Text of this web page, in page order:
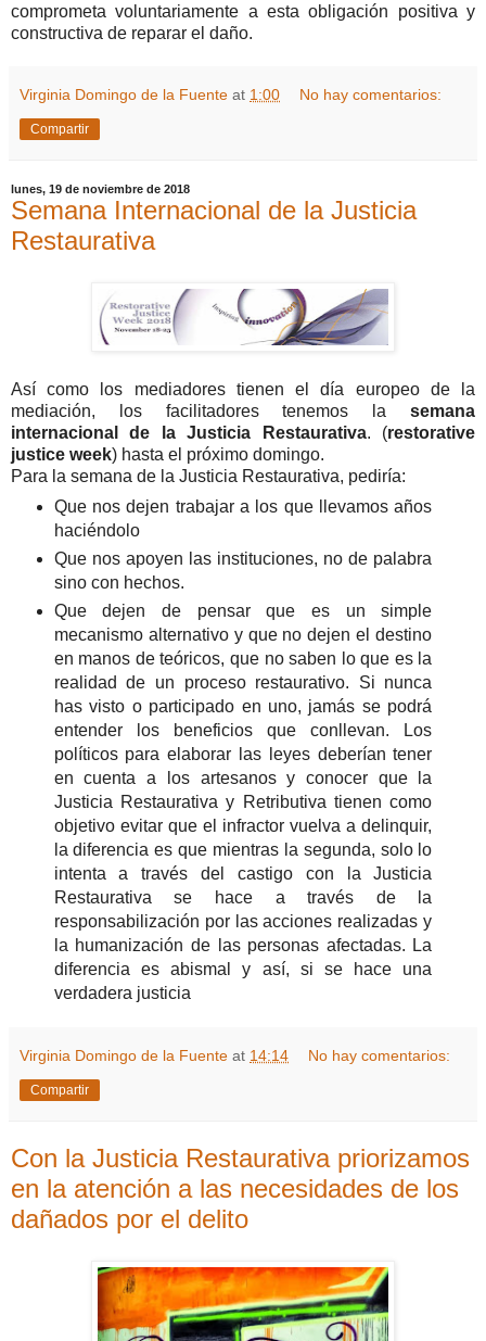
comprometa voluntariamente a esta obligación positiva y
constructiva de reparar el daño.
Virginia Domingo de la Fuente at 1:00 No hay comentarios:
Compartir
lunes, 19 de noviembre de 2018
Semana Internacional de la Justicia
Restaurativa
Así como los mediadores tienen el día europeo de la
mediación, los facilitadores tenemos la semana
internacional de la Justicia Restaurativa. (restorative
justice week) hasta el próximo domingo.
Para la semana de la Justicia Restaurativa, pediría:
Que nos dejen trabajar a los que llevamos años
haciéndolo
Que nos apoyen las instituciones, no de palabra
sino con hechos.
Que dejen de pensar que es un simple
mecanismo alternativo y que no dejen el destino
en manos de teóricos, que no saben lo que es la
realidad de un proceso restaurativo. Si nunca
has visto o participado en uno, jamás se podrá
entender los beneficios que conllevan. Los
políticos para elaborar las leyes deberían tener
en cuenta a los artesanos y conocer que la
Justicia Restaurativa y Retributiva tienen como
objetivo evitar que el infractor vuelva a delinquir,
la diferencia es que mientras la segunda, solo lo
intenta a través del castigo con la Justicia
Restaurativa se hace a través de la
responsabilización por las acciones realizadas y
la humanización de las personas afectadas. La
diferencia es abismal y así, si se hace una
verdadera justicia
Virginia Domingo de la Fuente at 14:14 No hay comentarios:
Compartir
Con la Justicia Restaurativa priorizamos
en la atención a las necesidades de los
dañados por el delito